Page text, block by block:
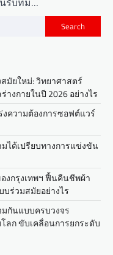
Search
ยใหม่: วิทยาศาสตร์
งกายในปี 2026 อย่างไร
งความต้องการซอฟต์แวร์
ได้เปรียบทางการแข่งขัน
งกรุงเทพฯ ฟื้นคืนชีพผ้า
ร่วมสมัยอย่างไร
กันแบบครบวงจร
ลก ขับเคลื่อนการยกระดับ